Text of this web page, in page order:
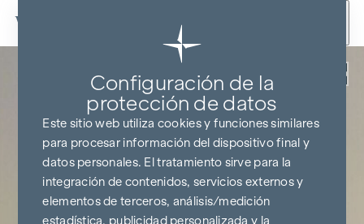
Ir al contenido
Configuración de la
protección de datos
Este sitio web utiliza cookies y funciones similares
para procesar información del dispositivo final y
datos personales. El tratamiento sirve para la
integración de contenidos, servicios externos y
elementos de terceros, análisis/medición
estadística, publicidad personalizada y la